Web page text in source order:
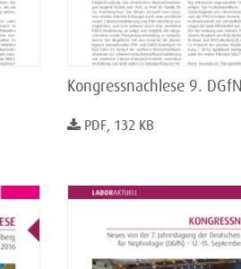
Kongressnachlese 9. DGfN
PDF, 132 KB